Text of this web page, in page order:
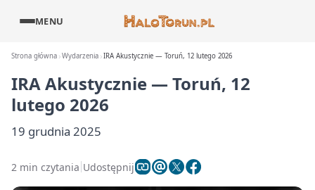
MENU
Strona główna Wydarzenia IRA Akustycznie — Toruń, 12 lutego 2026
IRA Akustycznie — Toruń, 12
lutego 2026
19 grudnia 2025
2 min czytania Udostępnij